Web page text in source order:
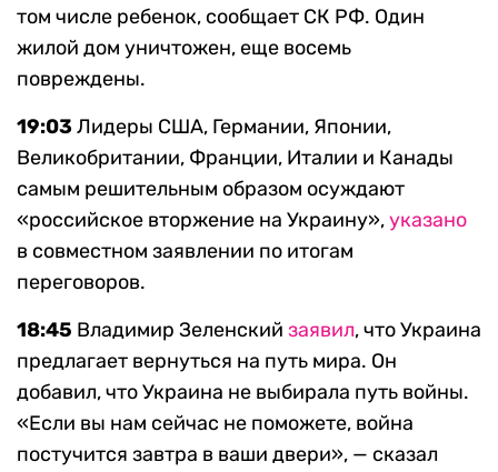
том числе ребенок, сообщает СК РФ. Один
жилой дом уничтожен, еще восемь
повреждены.
19:03 Лидеры США, Германии, Японии,
Великобритании, Франции, Италии и Канады
самым решительным образом осуждают
«российское вторжение на Украину»,указано
в совместном заявлении по итогам
переговоров.
18:45 Владимир Зеленский заявил, что Украина
предлагает вернуться на путь мира. Он
добавил, что Украина не выбирала путь войны.
«Если вы нам сейчас не поможете, война
постучится завтра в ваши двери», — сказал